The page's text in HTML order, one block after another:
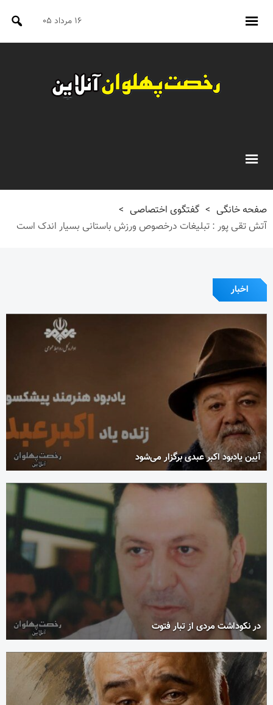
۱۶ مرداد ۰۵
صفحه خانگی > گفتگوی اختصاصی >
آتش تقی پور : تبلیغات درخصوص ورزش باستانی بسیار اندک است
اخبار
آیین یادبود اکبر عبدی برگزار می‌شود
در نکوداشت مردی از تبار فتوت